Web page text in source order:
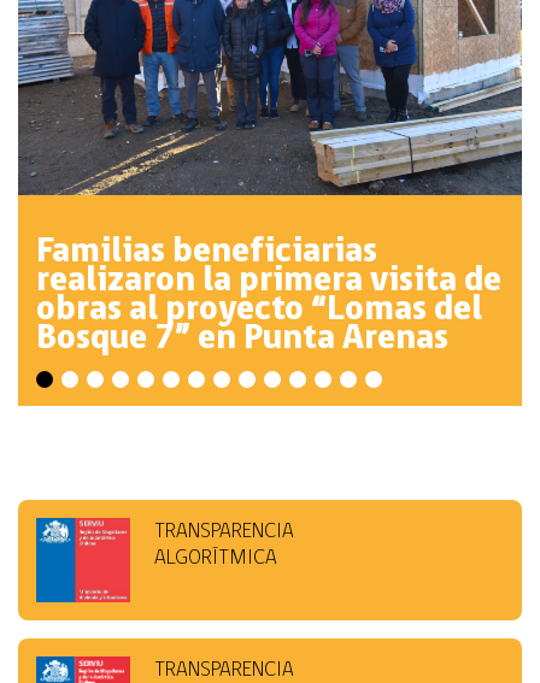
Familias beneficiarias
realizaron la primera visita de
obras al proyecto “Lomas del
Bosque 7” en Punta Arenas
TRANSPARENCIA
ALGORÍTMICA
TRANSPARENCIA